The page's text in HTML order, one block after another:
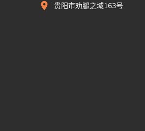
贵阳市劝腿之域163号